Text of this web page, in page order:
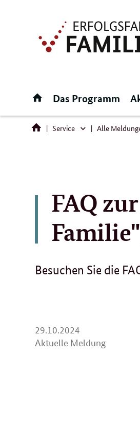
Startseite
Das Programm
Service Service
Alle
FAQ
29.10.2024
10.
Aktuelle Meldung
Besuchen Sie die